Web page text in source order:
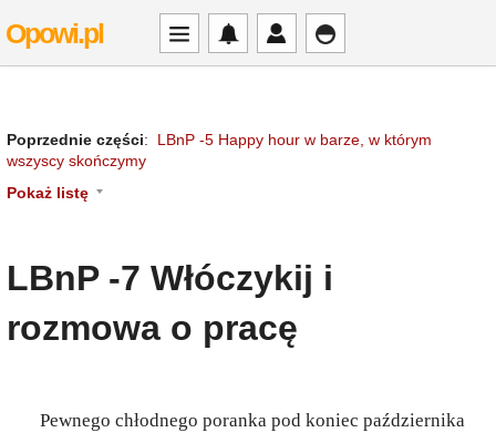
Opowi.pl
Poprzednie części: LBnP -5 Happy hour w barze, w którym
wszyscy skończymy
Pokaż listę
LBnP -7 Włóczykij i
rozmowa o pracę
Pewnego chłodnego poranka pod koniec października